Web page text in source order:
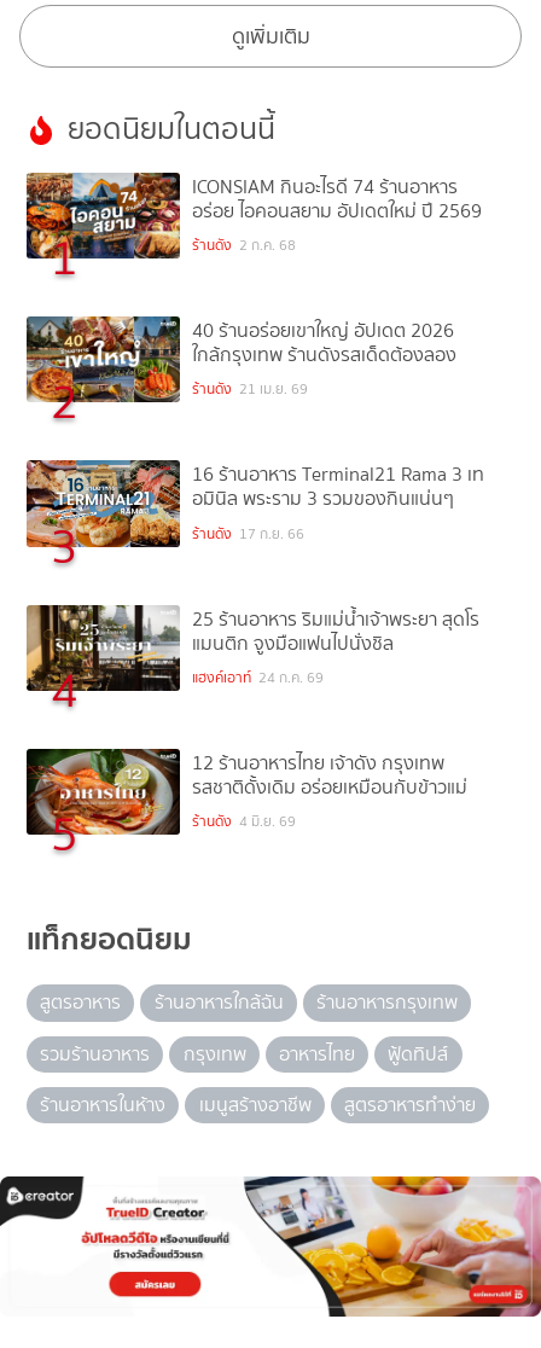
ดูเพิ่มเติม
ยอดนิยมในตอนนี้
1
ICONSIAM กินอะไรดี 74 ร้านอาหาร
อร่อย ไอคอนสยาม อัปเดตใหม่ ปี 2569
ร้านดัง 2 ก.ค. 68
2
40 ร้านอร่อยเขาใหญ่ อัปเดต 2026
ใกล้กรุงเทพ ร้านดังรสเด็ดต้องลอง
ร้านดัง 21 เม.ย. 69
3
16 ร้านอาหาร Terminal21 Rama 3 เท
อมินิล พระราม 3 รวมของกินแน่นๆ
ร้านดัง 17 ก.ย. 66
4
25 ร้านอาหาร ริมแม่น้ำเจ้าพระยา สุดโร
แมนติก จูงมือแฟนไปนั่งชิล
แฮงค์เอาท์ 24 ก.ค. 69
5
12 ร้านอาหารไทย เจ้าดัง กรุงเทพ
รสชาติดั้งเดิม อร่อยเหมือนกับข้าวแม่
ร้านดัง 4 มิ.ย. 69
แท็กยอดนิยม
สูตรอาหาร ร้านอาหารใกล้ฉัน
ร้านอาหารกรุงเทพ
รวมร้านอาหาร
กรุงเทพ อาหารไทย
ฟู้ดทิปส์
ร้านอาหารในห้าง
เมนูสร้างอาชีพ สูตรอาหารทำง่าย